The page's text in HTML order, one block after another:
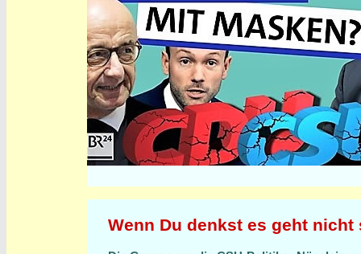
Wenn Du denkst es geht